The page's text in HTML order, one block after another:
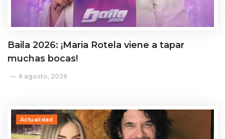
Baila 2026: ¡Maria Rotela viene a tapar
muchas bocas!
6 agosto, 2026
Actualidad